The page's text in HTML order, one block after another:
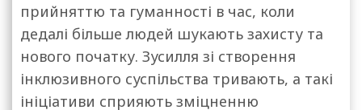
прийняттю та гуманності в час, коли
дедалі більше людей шукають захисту та
нового початку. Зусилля зі створення
інклюзивного суспільства тривають, а такі
ініціативи сприяють зміцненню